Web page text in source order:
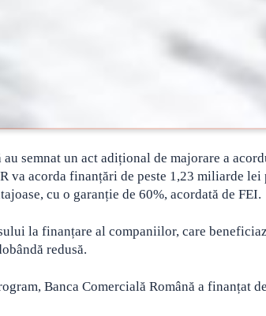
semnat un act adițional de majorare a
va acorda finanțări de peste 1,23 miliarde
cu o garanție de 60%, acordată de FEI.
la finanțare al companiilor, care
redusă.
Banca Comercială Română a finanțat